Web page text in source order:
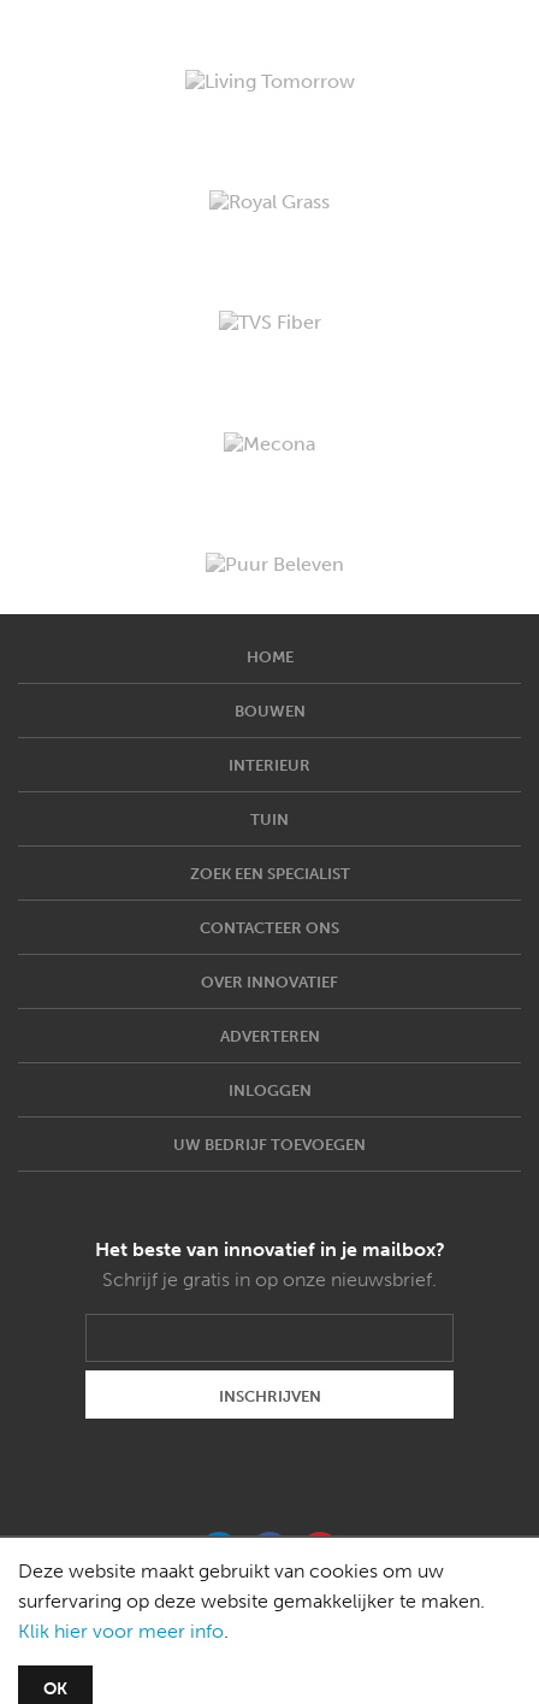
HOME
BOUWEN
INTERIEUR
TUIN
ZOEK EEN SPECIALIST
CONTACTEER ONS
OVER INNOVATIEF
ADVERTEREN
INLOGGEN
UW BEDRIJF TOEVOEGEN
Het beste van innovatief in je mailbox?
Schrijf je gratis in op onze nieuwsbrief.
Deze website maakt gebruikt van cookies om uw
surfervaring op deze website gemakkelijker te maken.
Klik hier voor meer info.
OK